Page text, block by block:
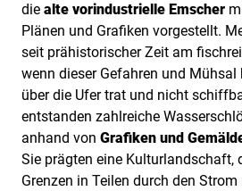
die alte vorindustrielle Emscher
Plänen und Grafiken vorgestellt.
seit prähistorischer Zeit am
wenn dieser Gefahren und Mühsal
über die Ufer trat und nicht
entstanden zahlreiche
anhand von Grafiken und
Sie prägten eine Kulturlandschaft,
Grenzen in Teilen durch den